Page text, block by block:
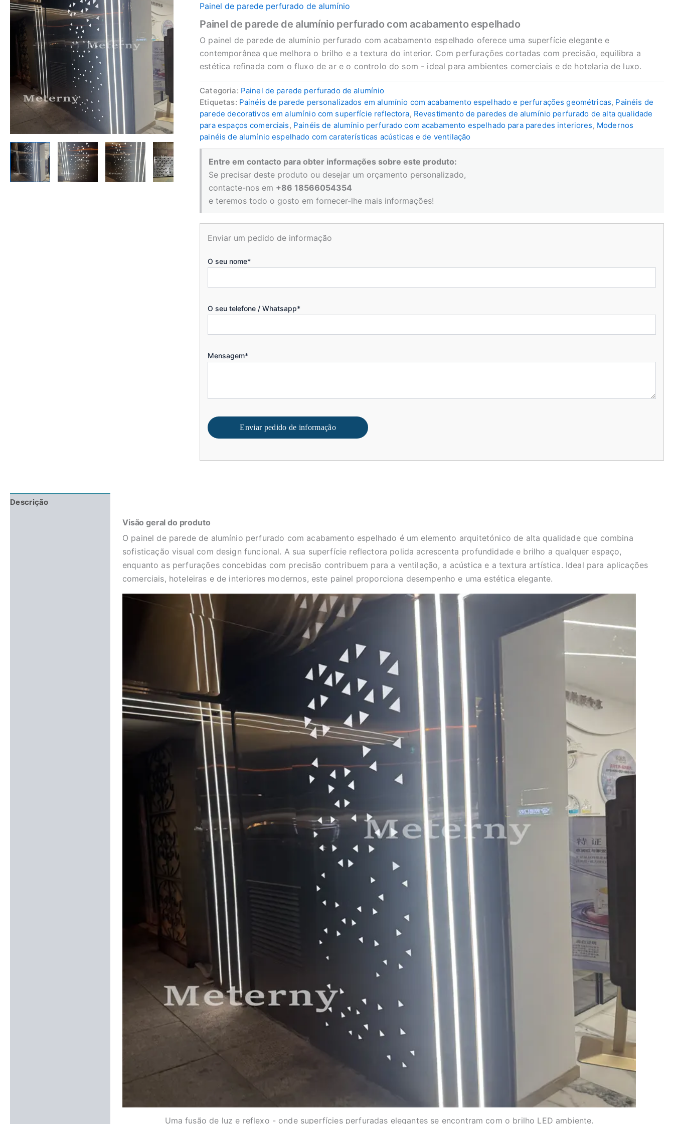
Painel de parede perfurado de alumínio
Painel de parede de alumínio perfurado com acabamento espelhado
O painel de parede de alumínio perfurado com acabamento espelhado oferece uma superfície elegante e
contemporânea que melhora o brilho e a textura do interior. Com perfurações cortadas com precisão, equilibra a
estética refinada com o fluxo de ar e o controlo do som - ideal para ambientes comerciais e de hotelaria de luxo.
Categoria: Painel de parede perfurado de alumínio
Etiquetas: Painéis de parede personalizados em alumínio com acabamento espelhado e perfurações geométricas, Painéis de
parede decorativos em alumínio com superfície reflectora, Revestimento de paredes de alumínio perfurado de alta qualidade
para espaços comerciais, Painéis de alumínio perfurado com acabamento espelhado para paredes interiores, Modernos
painéis de alumínio espelhado com caraterísticas acústicas e de ventilação
Entre em contacto para obter informações sobre este produto:
Se precisar deste produto ou desejar um orçamento personalizado,
contacte-nos em +86 18566054354
e teremos todo o gosto em fornecer-lhe mais informações!
Enviar um pedido de informação
O seu nome*
O seu telefone / Whatsapp*
Mensagem*
Enviar pedido de informação
Descrição
Visão geral do produto
O painel de parede de alumínio perfurado com acabamento espelhado é um elemento arquitetónico de alta qualidade que combina
sofisticação visual com design funcional. A sua superfície reflectora polida acrescenta profundidade e brilho a qualquer espaço,
enquanto as perfurações concebidas com precisão contribuem para a ventilação, a acústica e a textura artística. Ideal para aplicações
comerciais, hoteleiras e de interiores modernos, este painel proporciona desempenho e uma estética elegante.
Uma fusão de luz e reflexo - onde superfícies perfuradas elegantes se encontram com o brilho LED ambiente.